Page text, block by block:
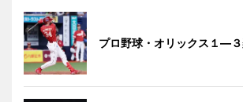
プロ野球・オリックス１―